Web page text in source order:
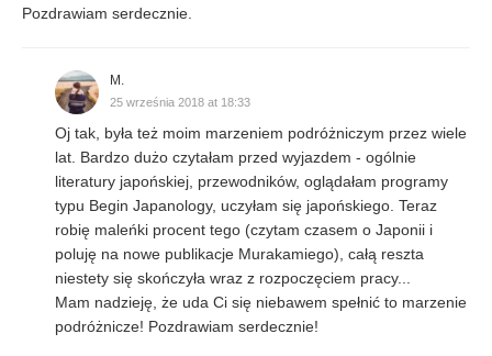
Pozdrawiam serdecznie.
M.
25 września 2018 at 18:33
Oj tak, była też moim marzeniem podróżniczym przez wiele
lat. Bardzo dużo czytałam przed wyjazdem - ogólnie
literatury japońskiej, przewodników, oglądałam programy
typu Begin Japanology, uczyłam się japońskiego. Teraz
robię maleńki procent tego (czytam czasem o Japonii i
poluję na nowe publikacje Murakamiego), całą reszta
niestety się skończyła wraz z rozpoczęciem pracy...
Mam nadzieję, że uda Ci się niebawem spełnić to marzenie
podróżnicze! Pozdrawiam serdecznie!